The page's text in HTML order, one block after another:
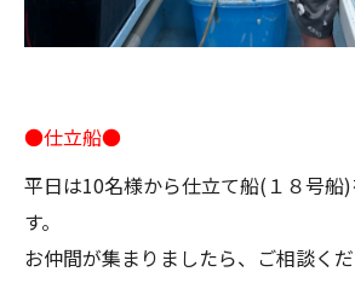
●仕立船●
平日は10名様から仕立て船(１８号船
す。
お仲間が集まりましたら、ご相談くだ